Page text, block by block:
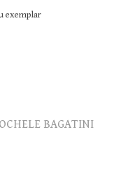
exemplar
BAGATINI